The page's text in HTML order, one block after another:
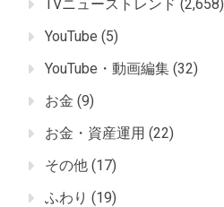
TVニューストレンド (2,658)
YouTube (5)
YouTube・動画編集 (32)
お金 (9)
お金・資産運用 (22)
その他 (17)
ふわり (19)